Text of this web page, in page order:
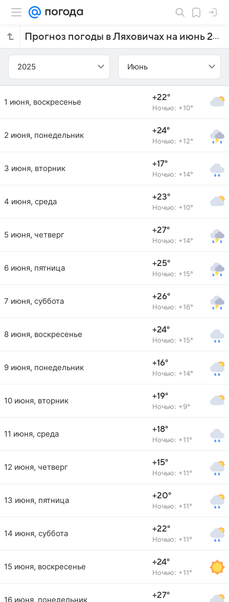
Прогноз погоды в Ляховичах на июнь 2025 года
2025 Июнь
1 июня, воскресенье +22°
Ночью: +10°
2 июня, понедельник +24°
Ночью: +12°
3 июня, вторник +17°
Ночью: +14°
4 июня, среда +23°
Ночью: +10°
5 июня, четверг +27°
Ночью: +14°
6 июня, пятница +25°
Ночью: +15°
7 июня, суббота +26°
Ночью: +16°
8 июня, воскресенье +24°
Ночью: +15°
9 июня, понедельник +16°
Ночью: +14°
10 июня, вторник +19°
Ночью: +9°
11 июня, среда +18°
Ночью: +11°
12 июня, четверг +15°
Ночью: +11°
13 июня, пятница +20°
Ночью: +11°
14 июня, суббота +22°
Ночью: +11°
15 июня, воскресенье +24°
Ночью: +11°
16 июня, понедельник +27°